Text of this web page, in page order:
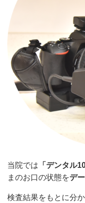
当院では 「デンタル
まのお口の状態をデ
検査結果をもとに分